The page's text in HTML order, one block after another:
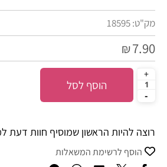
מק"ט:18595
₪7.90
הוסף לסל
רוצה להיות הראשון שמוסיף חוות דעת
הוסף לרשימת המשאלות